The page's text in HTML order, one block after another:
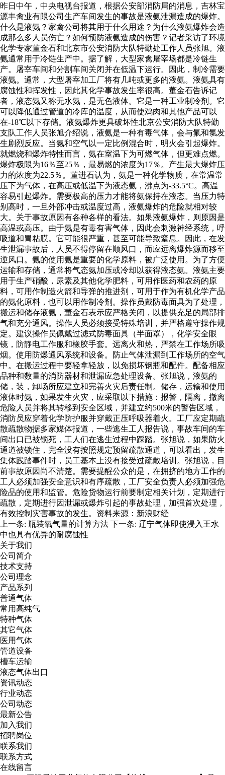
昨日中午，中央电视台报道，根据公安部消防局的消息，吉林宝
源丰禽业有限公司生产车间发生的事故是液氨泄漏造成的爆炸。
什么是液氨？家禽公司将其用于什么用途？为什么液氨爆炸会造
成那么多人员伤亡？如何预防液氨造成的伤害？记者采访了环境
化学专家董金石和北京市公安消防大队特勤处工作人员张旭。液
氨通常用于冷链生产中。据了解，大型家禽屠宰场都是冷链生
产。屠宰车间和分割车间关闭并在低温下运行。因此，制冷需要
液氨。通常，大型屠宰加工厂将有几吨或更多的液氨。液氨具有
腐蚀性和挥发性，因此其化学事故发生率很高。董金石告诉记
者，液态氨又称无水氨，是无色液体。它是一种工业制冷剂。它
可以降低通过管道的冷库的温度，从而使鸡肉和其他产品可以
在-18℃以下存储。液氨爆炸更具破坏性北京公安消防大队特勤
支队工作人员张旭介绍说，液氨是一种有毒气体，会与氟和氯发
生剧烈反应。当氨和空气以一定比例混合时，明火会引起爆炸。
就燃烧和爆炸特性而言，氨在室温下为可燃气体，但更难点燃。
爆炸极限为16％至25％，最易燃的浓度为17％。产生最大爆炸压
力的浓度为22.5％。董进石认为，氨是一种化学物质，在常温常
压下为气体，在高压或低温下为液态氨，沸点为-33.5°C。高温
容易引起爆炸。需要极高的压力才能将氨保持在液态。当压力特
别高时，一旦外部冲击或温度过高，液氨爆炸的危险就相对较
大。关于事故原因有各种各样的看法。如果液氨爆炸，则原因是
高温或高压。由于氨是有毒有害气体，因此会刺激神经系统，呼
吸道和胃粘膜。它可能很严重，甚至可能导致窒息。因此，在发
生泄漏事故后，人员不得停留在顺风口，而应远离爆炸源而移至
逆风口。氨的使用氨是重要的化学原料，被广泛使用。为了方便
运输和存储，通常将气态氨加压或冷却以获得液态氨。液氨主要
用于生产硝酸，尿素及其他化学肥料，可用作医药和农药的原
料，可用作制造火箭和导弹的推进剂，可用于作为有机化学产品
的氨化原料，也可以用作制冷剂。操作员戴防毒面具为了处理，
搬运和储存液氨，董金石表示应严格关闭，以提供充足的局部排
气和充分通风。操作人员必须接受特殊培训，并严格遵守操作规
定。建议操作员佩戴过滤式防毒面具（半面罩），化学安全眼
镜，防静电工作服和橡胶手套。远离火和热，严禁在工作场所吸
烟。使用防爆通风系统和设备。防止气体泄漏到工作场所的空气
中。在搬运过程中要轻拿轻放，以免损坏钢瓶和配件。配备相应
品种和数量的消防器材和泄漏应急处理设备。张旭说，液氨的
储，装，卸场所应建立和完善火灾后责任制。储存，运输和使用
液体时氨，如果发生火灾，应采取以下措施：报警，隔离，撤离
危险人员并将其转移到安全区域，并建立约500米的警告区域，
消防员应穿着化学防护服并穿戴正压呼吸器着火。工厂应定期疏
散疏散物据多家媒体报道，一些逃生工人报告说，事故车间的车
间出口已被锁死，工人们在逃生过程中踩踏。张旭说，如果防火
通道被锁住，完全没有按照规定预留疏散通道，可以看出，发生
集体践踏事件时，员工基本上没有接受过疏散培训。张旭说，目
前事故原因尚不清楚。需要提醒公众的是，在拥挤的地方工作的
工人必须加强安全意识和有序疏散，工厂安全负责人必须加强危
险品的使用和监管。危险货物运行前要制定相关计划，定期进行
疏散，定期进行因泄漏或爆炸引起的事故处理，加强首次处理，
有效控制灾害事故的发生。资料来源：新浪财经
上一条: 瓶装氧气量的计算方法 下一条: 辽宁气体即使浸入王水
中也具有优异的耐腐蚀性
关于我们
公司简介
技术支持
公司理念
产品系列
普通气体
常用高纯气
特种气体
其它气体
医用气体
管道设备
槽车运输
液态气体出口
资讯动态
行业动态
公司动态
最新公告
加入我们
招聘岗位
联系我们
联系方式
在线留言